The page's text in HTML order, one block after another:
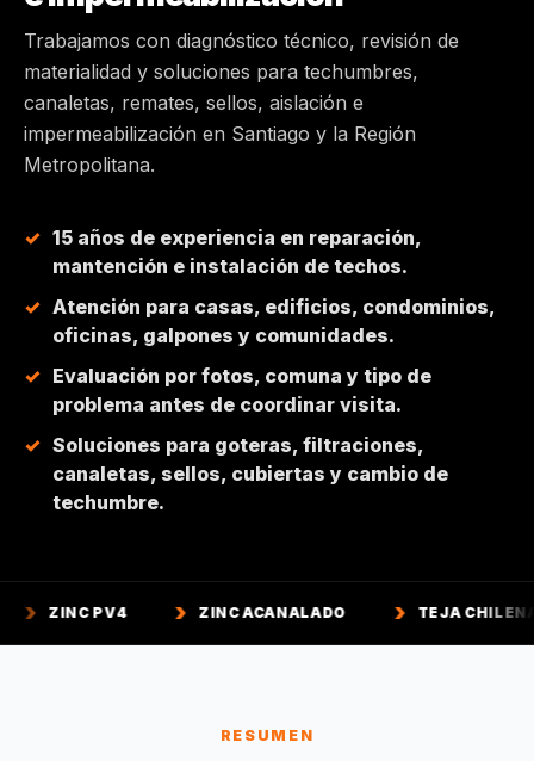
MAIPÚ
PEÑALOLÉN
HUECHURABA
QUILICURA
COLINA
CHICUREO
Trabajamos con diagnóstico técnico, revisión de
materialidad y soluciones para techumbres,
canaletas, remates, sellos, aislación e
impermeabilización en Santiago y la Región
Metropolitana.
15 años de experiencia en reparación,
mantención e instalación de techos.
Atención para casas, edificios, condominios,
oficinas, galpones y comunidades.
Evaluación por fotos, comuna y tipo de
problema antes de coordinar visita.
Soluciones para goteras, filtraciones,
canaletas, sellos, cubiertas y cambio de
techumbre.
ZINC ACANALADO TEJA CHILENA
RESUMEN